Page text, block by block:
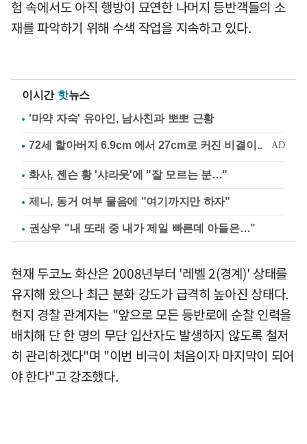
험 속에서도 아직 행방이 묘연한 나머지 등반객들의 소
재를 파악하기 위해 수색 작업을 지속하고 있다.
이시간 핫뉴스
'마약 자숙' 유아인, 남사친과 뽀뽀 근황
화사, 젠슨 황 '샤라웃'에 "잘 모르는 분…"
제니, 동거 여부 물음에 "여기까지만 하자"
권상우 "내 또래 중 내가 제일 빠른데 아들은…"
현재 두코노 화산은 2008년부터 '레벨 2(경계)' 상태를
유지해 왔으나 최근 분화 강도가 급격히 높아진 상태다.
현지 경찰 관계자는 "앞으로 모든 등반로에 순찰 인력을
배치해 단 한 명의 무단 입산자도 발생하지 않도록 철저
히 관리하겠다"며 "이번 비극이 처음이자 마지막이 되어
야 한다"고 강조했다.